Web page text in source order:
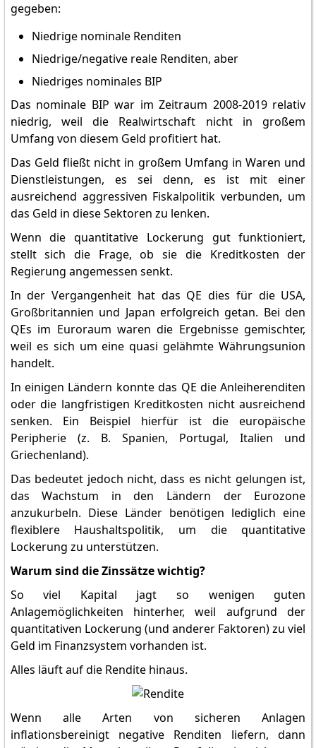
gegeben:
Niedrige nominale Renditen
Niedrige/negative reale Renditen, aber
Niedriges nominales BIP
Das nominale BIP war im Zeitraum 2008-2019 relativ
niedrig, weil die Realwirtschaft nicht in großem
Umfang von diesem Geld profitiert hat.
Das Geld fließt nicht in großem Umfang in Waren und
Dienstleistungen, es sei denn, es ist mit einer
ausreichend aggressiven Fiskalpolitik verbunden, um
das Geld in diese Sektoren zu lenken.
Wenn die quantitative Lockerung gut funktioniert,
stellt sich die Frage, ob sie die Kreditkosten der
Regierung angemessen senkt.
In der Vergangenheit hat das QE dies für die USA,
Großbritannien und Japan erfolgreich getan. Bei den
QEs im Euroraum waren die Ergebnisse gemischter,
weil es sich um eine quasi gelähmte Währungsunion
handelt.
In einigen Ländern konnte das QE die Anleiherenditen
oder die langfristigen Kreditkosten nicht ausreichend
senken. Ein Beispiel hierfür ist die europäische
Peripherie (z. B. Spanien, Portugal, Italien und
Griechenland).
Das bedeutet jedoch nicht, dass es nicht gelungen ist,
das Wachstum in den Ländern der Eurozone
anzukurbeln. Diese Länder benötigen lediglich eine
flexiblere Haushaltspolitik, um die quantitative
Lockerung zu unterstützen.
Warum sind die Zinssätze wichtig?
So viel Kapital jagt so wenigen guten
Anlagemöglichkeiten hinterher, weil aufgrund der
quantitativen Lockerung (und anderer Faktoren) zu viel
Geld im Finanzsystem vorhanden ist.
Alles läuft auf die Rendite hinaus.
Wenn alle Arten von sicheren Anlagen
inflationsbereinigt negative Renditen liefern, dann